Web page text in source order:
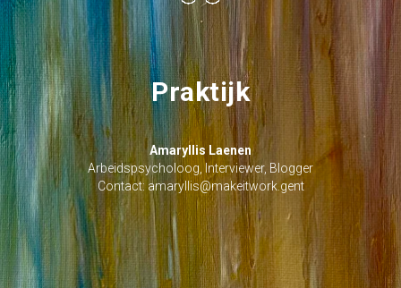
Praktijk
Amaryllis Laenen
Arbeidspsycholoog, Interviewer, Blogger
Contact: amaryllis@makeitwork.gent